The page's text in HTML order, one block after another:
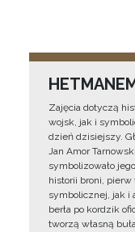
Zajęcia dotyczą
wojsk, jak i
dzień dzisiejszy.
Jan Amor
symbolizowało
historii broni,
symbolicznej, jak i
berła po kordzik
tworzą własną